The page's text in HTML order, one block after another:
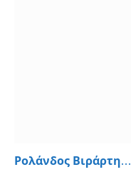
Ρολάνδος Βιράρτη…